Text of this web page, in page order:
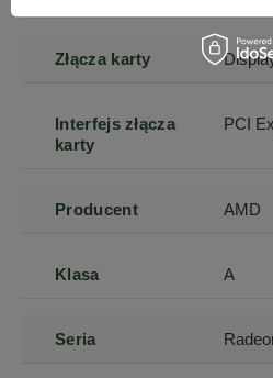
Złącza karty
Interfejs złącza
karty
PCI
Producent AMD
Klasa A
Seria
Szanujemy Twoją